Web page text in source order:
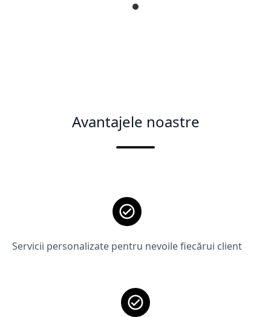
Avantajele noastre
Servicii personalizate pentru nevoile fiecărui client